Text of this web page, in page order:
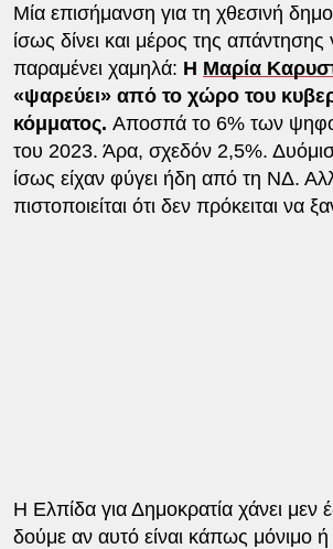
Μία επισήμανση για τη χθεσινή
ίσως δίνει και μέρος της απάντησης
παραμένει χαμηλά: Η Μαρία
«ψαρεύει» από το χώρο του
κόμματος. Αποσπά το 6% των
του 2023. Άρα, σχεδόν 2,5%.
ίσως είχαν φύγει ήδη από τη ΝΔ.
πιστοποιείται ότι δεν πρόκειται να
Η Ελπίδα για Δημοκρατία χάνει μεν
δούμε αν αυτό είναι κάπως μόνιμο ή